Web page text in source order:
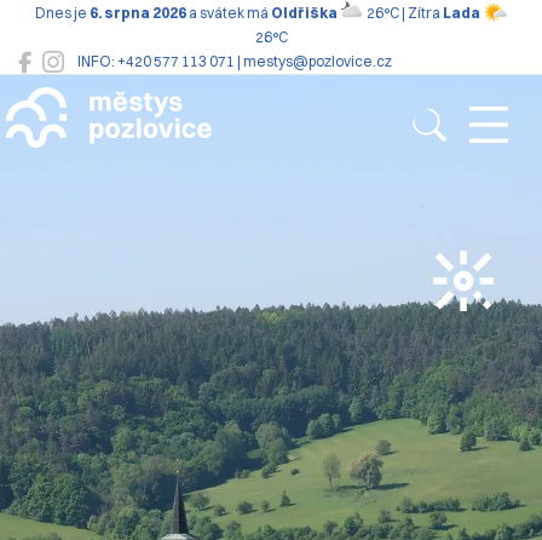
INFO: +420 577 113 071 | mestys@pozlovice.cz
Dnes je 6. srpna 2026 a svátek má Oldřiška 26°C | Zítra Lada
26°C
Pozlovice